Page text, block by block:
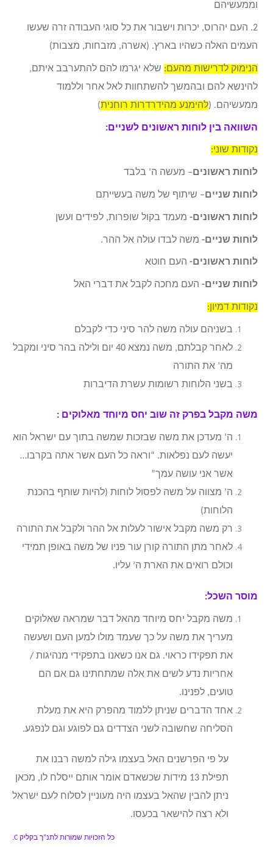
וממעשיהם
2. העם יהרוס, יכרות וישבור את כל סוגי העבודה זרה שעשו
העמים האלה כשהיו בארץ. (אשרה, מזבחות, מצבות)
הנימוק לדרישות מהעם: שלא יגרמו להם להתערבב איתם,
להינשא להם ובהמשך להשתחוות לאל אחר וללמוד
ממעשיהם. (להימנע מהידרדרות רוחנית)
השוואה בין לוחות ראשונים לשניים:
נקודות שוני:
לוחות ראשונים – מעשה ה’ בלבד
לוחות שניים – שיתוף של משה בעשייתם
לוחות ראשונים- מעמד בקול שופרות, לפידים ועשן
לוחות שניים- משה לבדו עולה אל ההר.
לוחות ראשונים- העם חוטא
לוחות שניים- העם מחכה לקבל את דברי האל
נקודות דמיון:
בשניהם עולה משה להר סיני כדי לקבלם
לאחר קבלתם, משה נמצא 40 יום ולילה בהר סיני ומקבל
מה’ את התורה
בשני הלוחות רשומות עשרת הדיברות
משה מקבל בפרק זה שוב יחס מיוחד מאלוקים :
ה’ מעדכן את משה שבזכות שמשה בתוך עם ישראל הוא
יעשה לעם נפלאות. “וראה כל העם אשר אתה בקרבו…
אשר אני עושה עמך”
ה’ מצווה על משה לפסול לוחות (להיות שותף בהכנת
הלוחות)
רק משה מקבל אישור לעלות אל ההר ולקבל את התורה
לאחר מתן התורה קורן עור פניו של משה באופן תמידי
וכולם רואים את הארת ה’ עליו.
מוסר השכל:
משה מקבל יחס מיוחד מהאל דבר שמראה שאלוקים
מעריך את משה על כך שעמד מולו למען העם ושעשה
את תפקידו כראוי. גם אנו כשאנו בתפקידי מנהיגות /
אחריות נדע לשים את אלה שמתחתינו גם אם הם
טועים, לפנינו.
אחד הדברים שניתן ללמוד מהפרק היא את מעלת
הסליחה שחשובה לשני הצדדים גם לפוגע וגם לנפגע.
על פי הפרשנים האל בעצמו גילה למשה רבנו את
תפילת 13 מידות שכשאדם אומר אותם ייסלח לו, מכאן
ניתן להבין שהאל בעצמו היה מעוניין לסלוח לעם ישראל
ולא רצה להישאר בכעסו.
כל הזכויות שמורות לתנ”ך בקליק C.